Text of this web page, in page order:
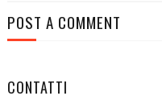
POST A COMMENT
CONTATTI